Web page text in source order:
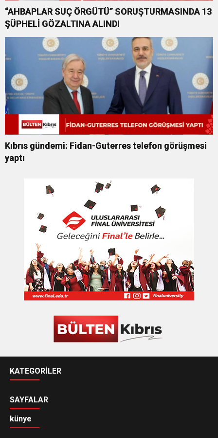
“AHBAPLAR SUÇ ÖRGÜTÜ” SORUŞTURMASINDA 13
ŞÜPHELİ GÖZALTINA ALINDI
Kıbrıs gündemi: Fidan-Guterres telefon görüşmesi
yaptı
KATEGORİLER
SAYFALAR
künye